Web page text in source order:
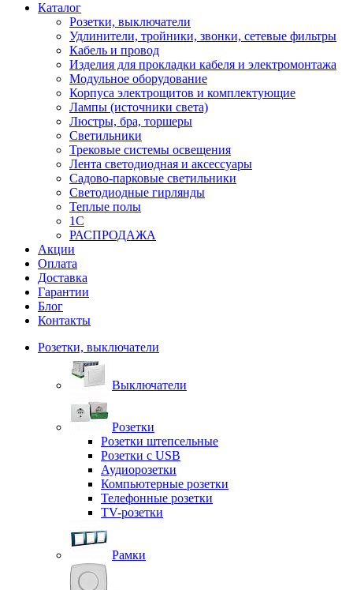
Каталог
Розетки, выключатели
Удлинители, тройники, звонки, сетевые фильтры
Кабель и провод
Изделия для прокладки кабеля и электромонтажа
Модульное оборудование
Корпуса электрощитов и комплектующие
Лампы (источники света)
Люстры, бра, торшеры
Светильники
Трековые системы освещения
Лента светодиодная и аксессуары
Садово-парковые светильники
Светодиодные гирлянды
Теплые полы
1С
РАСПРОДАЖА
Акции
Оплата
Доставка
Гарантии
Блог
Контакты
Розетки, выключатели
Выключатели
Розетки
Розетки штепсельные
Розетки с USB
Аудиорозетки
Компьютерные розетки
Телефонные розетки
TV-розетки
Рамки